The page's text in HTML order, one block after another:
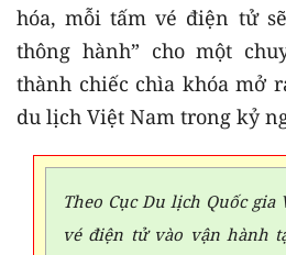
hóa, mỗi tấm vé điện tử
thông hành” cho một
thành chiếc chìa khóa mở
du lịch Việt Nam trong kỷ
Theo Cục Du lịch Quốc gia
vé điện tử vào vận hành